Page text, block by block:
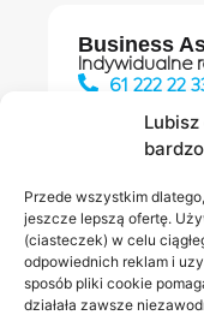
Przede wszystkim
jeszcze lepszą ofertę.
(ciasteczek) w celu
odpowiednich reklam i
sposób pliki cookie
działała zawsze
Business
Indywidualne
61 222 22
Salony